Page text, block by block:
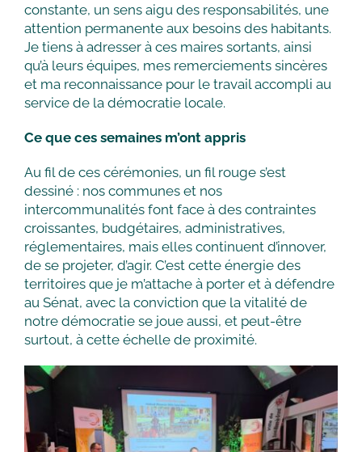
constante, un sens aigu des responsabilités, une
attention permanente aux besoins des habitants.
Je tiens à adresser à ces maires sortants, ainsi
qu’à leurs équipes, mes remerciements sincères
et ma reconnaissance pour le travail accompli au
service de la démocratie locale.
Ce que ces semaines m’ont appris
Au fil de ces cérémonies, un fil rouge s’est
dessiné : nos communes et nos
intercommunalités font face à des contraintes
croissantes, budgétaires, administratives,
réglementaires, mais elles continuent d’innover,
de se projeter, d’agir. C’est cette énergie des
territoires que je m’attache à porter et à défendre
au Sénat, avec la conviction que la vitalité de
notre démocratie se joue aussi, et peut-être
surtout, à cette échelle de proximité.